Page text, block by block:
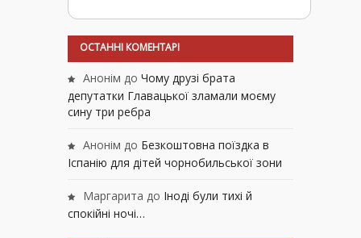
ОСТАННІ КОМЕНТАРІ
Анонім до Чому друзі брата
депутатки Главацької зламали моєму
сину три ребра
Анонім до Безкоштовна поїздка в
Іспанію для дітей чорнобильської зони
Маргарита до Іноді були тихі й
спокійні ночі…